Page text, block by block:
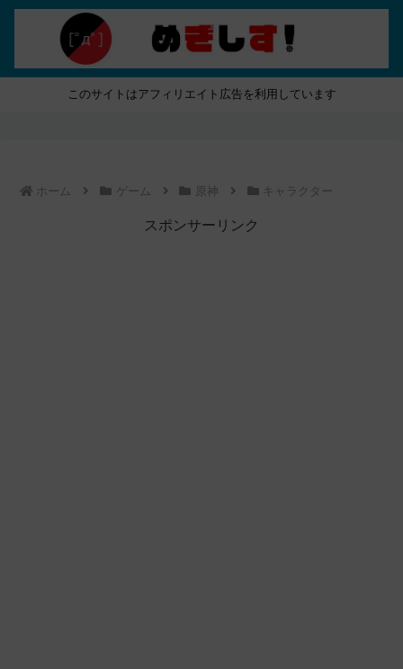
このサイトはアフィリエイト広告を利用しています
ホーム ゲーム 原神 キャラクター
スポンサーリンク